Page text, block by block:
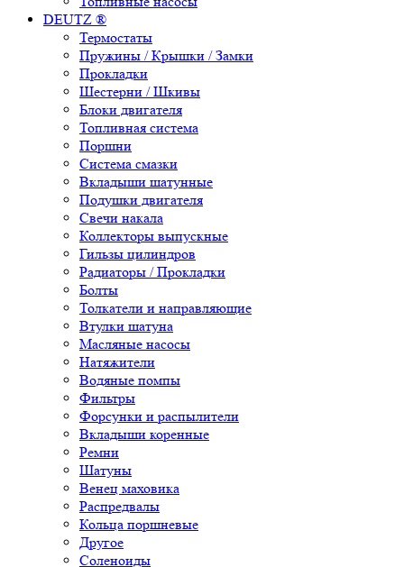
DEUTZ ®
Термостаты
Пружины / Крышки / Замки
Прокладки
Шестерни / Шкивы
Блоки двигателя
Топливная система
Поршни
Система смазки
Вкладыши шатунные
Подушки двигателя
Свечи накала
Коллекторы выпускные
Гильзы цилиндров
Радиаторы / Прокладки
Болты
Толкатели и направляющие
Втулки шатуна
Масляные насосы
Натяжители
Водяные помпы
Фильтры
Форсунки и распылители
Вкладыши коренные
Ремни
Шатуны
Венец маховика
Распредвалы
Кольца поршневые
Другое
Соленоиды